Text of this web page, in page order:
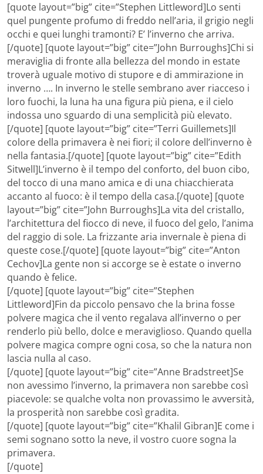
[quote layout=”big” cite=”Stephen Littleword]Lo senti
quel pungente profumo di freddo nell’aria, il grigio negli
occhi e quei lunghi tramonti? E’ l’inverno che arriva.
[/quote] [quote layout=”big” cite=”John Burroughs]Chi si
meraviglia di fronte alla bellezza del mondo in estate
troverà uguale motivo di stupore e di ammirazione in
inverno …. In inverno le stelle sembrano aver riacceso i
loro fuochi, la luna ha una figura più piena, e il cielo
indossa uno sguardo di una semplicità più elevato.
[/quote] [quote layout=”big” cite=”Terri Guillemets]Il
colore della primavera è nei fiori; il colore dell’inverno è
nella fantasia.[/quote] [quote layout=”big” cite=”Edith
Sitwell]L’inverno è il tempo del conforto, del buon cibo,
del tocco di una mano amica e di una chiacchierata
accanto al fuoco: è il tempo della casa.[/quote] [quote
layout=”big” cite=”John Burroughs]La vita del cristallo,
l’architettura del fiocco di neve, il fuoco del gelo, l’anima
del raggio di sole. La frizzante aria invernale è piena di
queste cose.[/quote] [quote layout=”big” cite=”Anton
Cechov]La gente non si accorge se è estate o inverno
quando è felice.
[/quote] [quote layout=”big” cite=”Stephen
Littleword]Fin da piccolo pensavo che la brina fosse
polvere magica che il vento regalava all’inverno o per
renderlo più bello, dolce e meraviglioso. Quando quella
polvere magica compre ogni cosa, so che la natura non
lascia nulla al caso.
[/quote] [quote layout=”big” cite=”Anne Bradstreet]Se
non avessimo l’inverno, la primavera non sarebbe così
piacevole: se qualche volta non provassimo le avversità,
la prosperità non sarebbe così gradita.
[/quote] [quote layout=”big” cite=”Khalil Gibran]E come i
semi sognano sotto la neve, il vostro cuore sogna la
primavera.
[/quote]